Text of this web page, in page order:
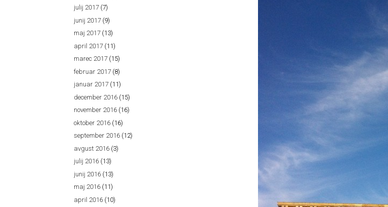
julij 2017 (7)
junij 2017 (9)
maj 2017 (13)
april 2017 (11)
marec 2017 (15)
februar 2017 (8)
januar 2017 (11)
december 2016 (15)
november 2016 (16)
oktober 2016 (16)
september 2016 (12)
avgust 2016 (3)
julij 2016 (13)
junij 2016 (13)
maj 2016 (11)
april 2016 (10)